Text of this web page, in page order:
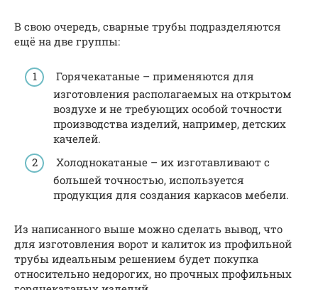
В свою очередь, сварные трубы подразделяются
ещё на две группы:
Горячекатаные – применяются для
изготовления располагаемых на открытом
воздухе и не требующих особой точности
производства изделий, например, детских
качелей.
Холоднокатаные – их изготавливают с
большей точностью, используется
продукция для создания каркасов мебели.
Из написанного выше можно сделать вывод, что
для изготовления ворот и калиток из профильной
трубы идеальным решением будет покупка
относительно недорогих, но прочных профильных